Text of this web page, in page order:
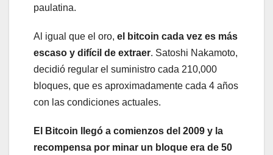
paulatina.
Al igual que el oro, el bitcoin cada vez es más
escaso y difícil de extraer. Satoshi Nakamoto,
decidió regular el suministro cada 210,000
bloques, que es aproximadamente cada 4 años
con las condiciones actuales.
El Bitcoin llegó a comienzos del 2009 y la
recompensa por minar un bloque era de 50